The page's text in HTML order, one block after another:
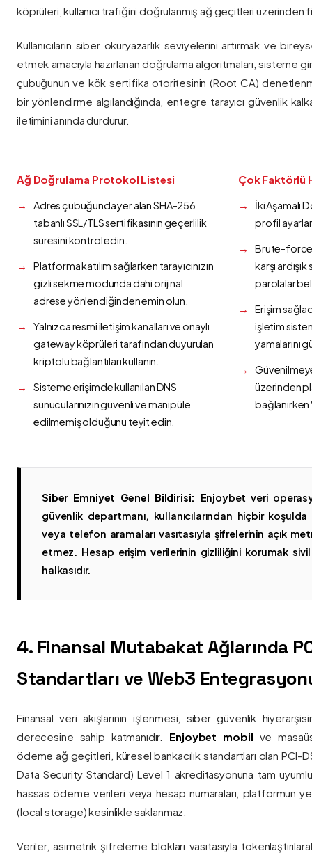
köprüleri, kullanıcı trafiğini doğrulanmış ağ geçitleri üzerinden
Kullanıcıların siber okuryazarlık seviyelerini artırmak ve
etmek amacıyla hazırlanan doğrulama algoritmaları, sisteme
çubuğunun ve kök sertifika otoritesinin (Root CA)
bir yönlendirme algılandığında, entegre tarayıcı güvenlik
iletimini anında durdurur.
Ağ Doğrulama Protokol Listesi
Adres çubuğunda yer alan SHA-256
tabanlı SSL/TLS sertifikasının geçerlilik
süresini kontrol edin.
Platforma katılım sağlarken tarayıcınızın
gizli sekme modunda dahi orijinal
adrese yönlendiğinden emin olun.
Yalnızca resmi iletişim kanalları ve onaylı
gateway köprüleri tarafından duyurulan
kriptolu bağlantıları kullanın.
Sisteme erişimde kullanılan DNS
sunucularınızın güvenli ve manipüle
edilmemiş olduğunu teyit edin.
Çok Faktörlü
İki Aşamalı
profil
Brute-force
karşı
parolalar
Erişim
işletim
yamalarını
üzerinden
bağlanırken
Siber Emniyet Genel Bildirisi:
Enjoybet veri
güvenlik departmanı, kullanıcılarından hiçbir
veya telefon aramaları vasıtasıyla şifrelerinin açık
etmez. Hesap erişim verilerinin gizliliğini korumak
halkasıdır.
4. Finansal Mutabakat Ağlarında
Standartları ve Web3
Finansal veri akışlarının işlenmesi, siber güvenlik
derecesine sahip katmanıdır. Enjoybet mobil ve
ödeme ağ geçitleri, küresel bankacılık standartları olan PCI-
Data Security Standard) Level 1 akreditasyonuna tam
hassas ödeme verileri veya hesap numaraları, platformun
(local storage) kesinlikle saklanmaz.
Veriler, asimetrik şifreleme blokları vasıtasıyla